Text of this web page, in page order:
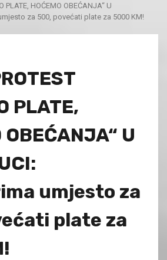
PLATE, HOĆEMO OBEĆANJA“ U
za 500, povećati plate za 5000 KM!
PLATE,
OBEĆANJA“ U
umjesto za
plate za